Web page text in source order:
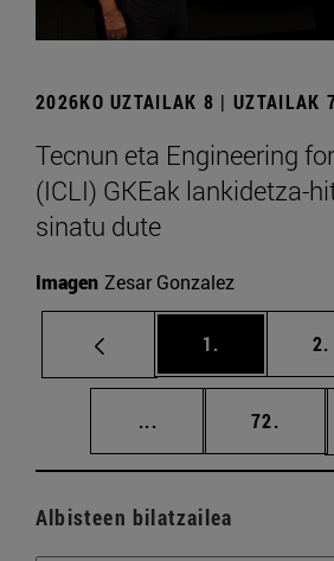
2026KO UZTAILAK 8 | UZTAILAK
Tecnun eta Engineering
(ICLI) GKEak lankidetza-
sinatu dute
Imagen Zesar Gonzalez
1. 2.
... Tarteko 72.
Albisteen bilatzailea